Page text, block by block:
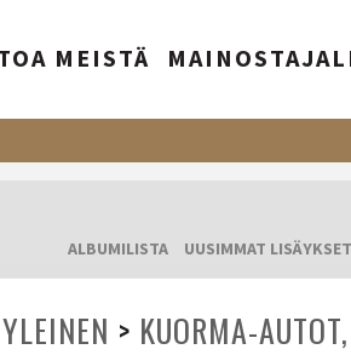
MEISTÄ
ALBUMILISTA
UUSIMMAT LISÄYKSET
YLEINEN > KUORMA-